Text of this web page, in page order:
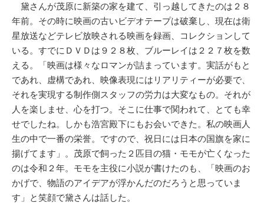
黛さんが茂原に新築の家を建て、引っ越してきたのは２８
年前。その時に映画の古いビデオテープは破棄し、現在は衛
星放送などテレビ放映される映画を録画、コレクションして
いる。すでにＤＶＤは９２８枚、ブルーレイは２２７枚を数
える。「映画は様々なロマンが詰まっています。実話がもと
であれ、虚構であれ、映像表現にはリアリティーが必要で、
それを実現する制作側スタッフの労力は大変なもの。それが
人を楽しませ、心を打つ。そこに仕事で関われて、とても幸
せでしたね。しかも浩宮殿下にもお会いできた。私の映画人
生の中で一番の栄誉。ですので、祝日には日本の国旗を家に
揚げてます」。茂原で飼った２匹目の猫・モモが亡くなった
のは令和２年。モモを主役に小説が書けたのも、「映画のお
かげで、物語のアイデアが浮かんだのだろうと思っていま
す」と笑顔で黛さんは話した。